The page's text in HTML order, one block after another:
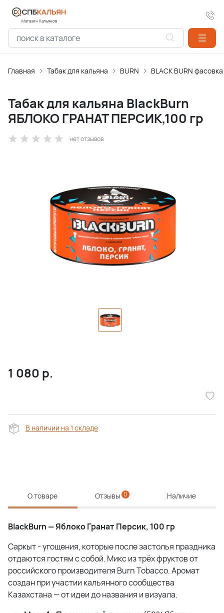
Магазин Кальянов
Главная Табак для кальяна BURN BLACK BURN
Табак для кальяна BlackBurn
ЯБЛОКО ГРАНАТ ПЕРСИК,100 гр
нет отзывов
1 080 р.
В наличии на 1 складе
О товаре Отзывы 0 Наличие
BlackBurn — Яблоко Гранат Персик, 100 гр
Саркыт - угощения, которые после застолья праздника
отдаются гостям с собой. Микс из трёх фруктов от
российского производителя Burn Tobacco. Аромат
создан при участии кальянного сообщества
Казахстана — от идеи до названия и визуала.